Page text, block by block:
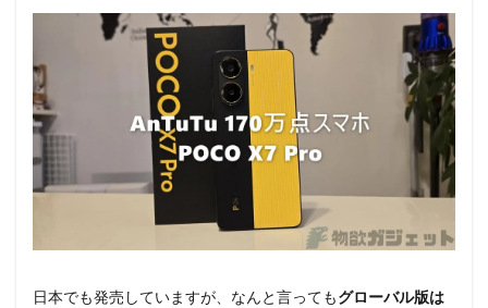
日本でも発売していますが、なんと言ってもグローバル版は